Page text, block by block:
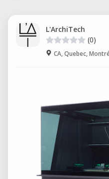
L'ArchiTech
(0)
CA, Quebec,